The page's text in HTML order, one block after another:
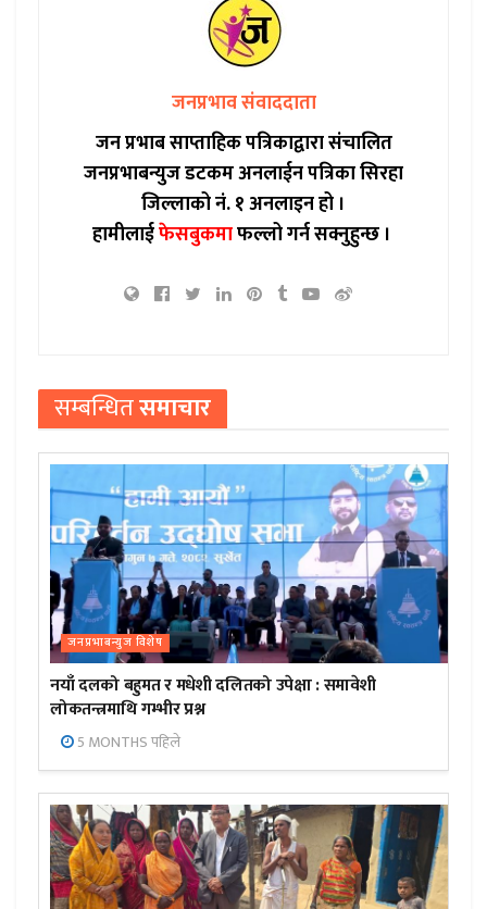
जनप्रभाव संवाददाता
जन प्रभाब साप्ताहिक पत्रिकाद्वारा संचालित
जनप्रभाबन्युज डटकम अनलाईन पत्रिका सिरहा
जिल्लाको नं. १ अनलाइन हो ।
हामीलाईफेसबुकमाफल्लो गर्न सक्नुहुन्छ ।
सम्बन्धितसमाचार
जनप्रभाबन्युज विशेष
नयाँ दलको बहुमत र मधेशी दलितको उपेक्षा : समावेशी
लोकतन्त्रमाथि गम्भीर प्रश्न
5 MONTHS पहिले